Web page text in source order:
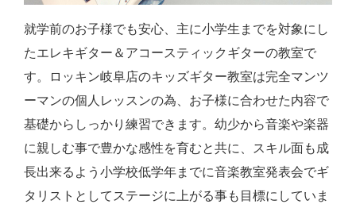
就学前のお子様でも安心、主に小学生までを対象にし
たエレキギター＆アコースティックギターの教室で
す。ロッキン岐阜店のキッズギター教室は完全マンツ
ーマンの個人レッスンの為、お子様に合わせた内容で
基礎からしっかり練習できます。幼少から音楽や楽器
に親しむ事で豊かな感性を育むと共に、スキル面も成
長出来るよう小学校低学年までに音楽教室発表会でギ
タリストとしてステージに上がる事も目標にしていま